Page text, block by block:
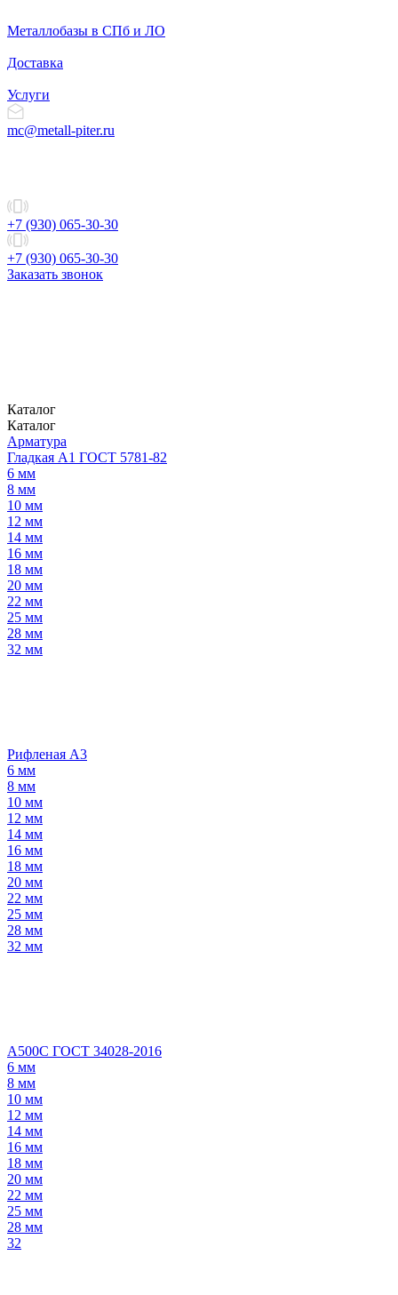
Металлобазы в СПб и ЛО
Доставка
Услуги
mc@metall-piter.ru
+7 (930) 065-30-30
+7 (930) 065-30-30
Заказать звонок
Каталог
Каталог
Арматура
Гладкая А1 ГОСТ 5781-82
6 мм
8 мм
10 мм
12 мм
14 мм
16 мм
18 мм
20 мм
22 мм
25 мм
28 мм
32 мм
Рифленая А3
6 мм
8 мм
10 мм
12 мм
14 мм
16 мм
18 мм
20 мм
22 мм
25 мм
28 мм
32 мм
А500С ГОСТ 34028-2016
6 мм
8 мм
10 мм
12 мм
14 мм
16 мм
18 мм
20 мм
22 мм
25 мм
28 мм
32